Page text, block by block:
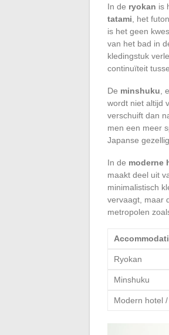
In de ryokan is
tatami , het
is het geen
van het bad in
kledingstuk
continuïteit
De minshuku ,
wordt niet altijd
verschuift dan
men een meer
Japanse
In de moderne
maakt deel uit
minimalistisch
vervaagt, maar
metropolen
Ryokan
Minshuku
Modern hotel